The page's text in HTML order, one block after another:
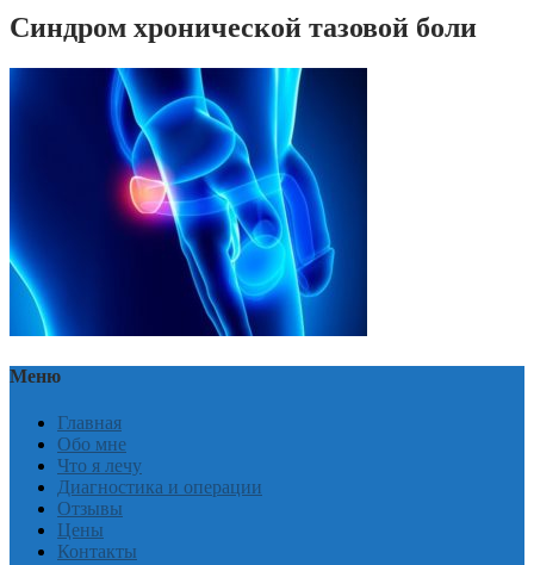
Синдром хронической тазовой боли
Меню
Главная
Обо мне
Что я лечу
Диагностика и операции
Отзывы
Цены
Контакты